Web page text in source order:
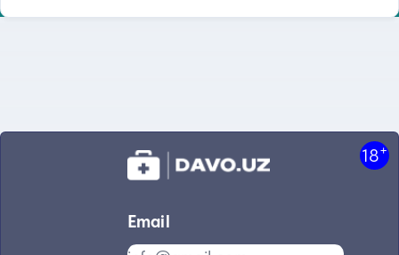
18+
Email